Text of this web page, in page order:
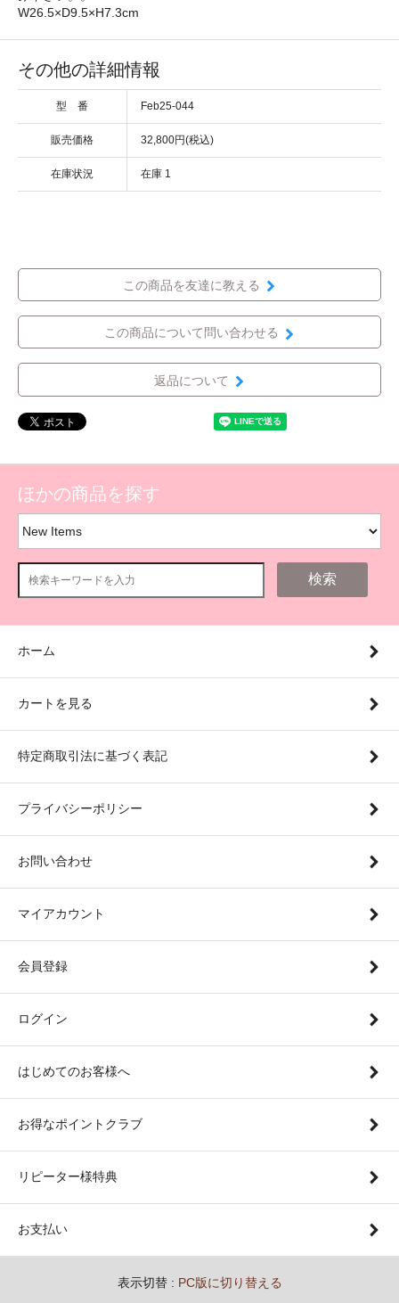
W26.5×D9.5×H7.3cm
その他の詳細情報
型 番 Feb25-044
販売価格 32,800円(税込)
在庫状況 在庫 1
この商品を友達に教える
この商品について問い合わせる
返品について
ほかの商品を探す
検索
ホーム
カートを見る
特定商取引法に基づく表記
プライバシーポリシー
お問い合わせ
マイアカウント
会員登録
ログイン
はじめてのお客様へ
お得なポイントクラブ
リピーター様特典
お支払い
表示切替 : PC版に切り替える